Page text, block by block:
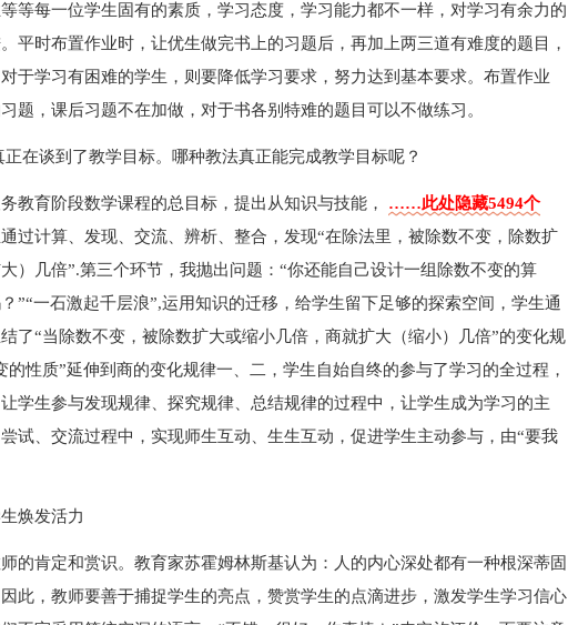
等每一位学生固有的素质，学习态度，学习能力都不一样，对学习有余力的
平时布置作业时，让优生做完书上的习题后，再加上两三道有难度的题目，
于学习有困难的学生，则要降低学习要求，努力达到基本要求。布置作业
题，课后习题不在加做，对于书各别特难的题目可以不做练习。
在谈到了教学目标。哪种教法真正能完成教学目标呢？
教育阶段数学课程的总目标，提出从知识与技能， ……此处隐藏5494个
过计算、发现、交流、辨析、整合，发现“在除法里，被除数不变，除数扩
）几倍”.第三个环节，我抛出问题：“你还能自己设计一组除数不变的算
”“一石激起千层浪”,运用知识的迁移，给学生留下足够的探索空间，学生通
了“当除数不变，被除数扩大或缩小几倍，商就扩大（缩小）几倍”的变化规
性质”延伸到商的变化规律一、二，学生自始自终的参与了学习的全过程，
学生参与发现规律、探究规律、总结规律的过程中，让学生成为学习的主
试、交流过程中，实现师生互动、生生互动，促进学生主动参与，由“要我
焕发活力
的肯定和赏识。教育家苏霍姆林斯基认为：人的内心深处都有一种根深蒂固
此，教师要善于捕捉学生的亮点，赞赏学生的点滴进步，激发学生学习信心